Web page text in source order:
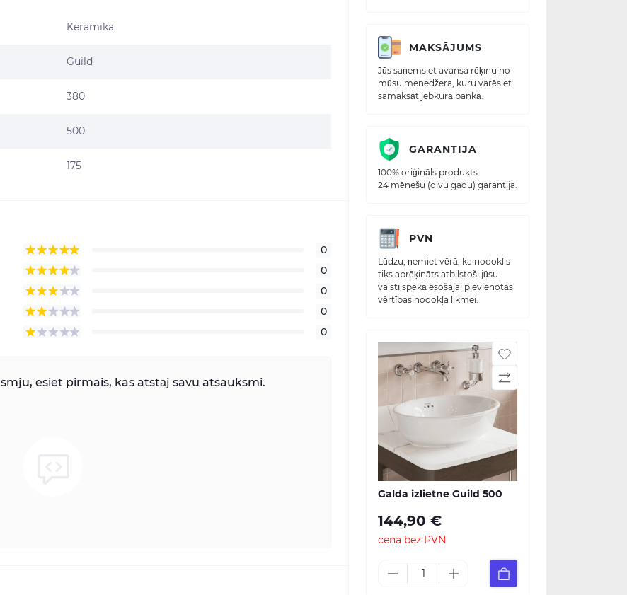
Keramika
Guild
380
500
175
0
0
0
0
0
esiet pirmais, kas atstāj savu atsauksmi.
MAKSĀJUMS
Jūs saņemsiet avansa rēķinu no
mūsu menedžera, kuru varēsiet
samaksāt jebkurā bankā.
GARANTIJA
100% oriģināls produkts
24 mēnešu (divu gadu) garantija.
PVN
Lūdzu, ņemiet vērā, ka nodoklis
tiks aprēķināts atbilstoši jūsu
valstī spēkā esošajai pievienotās
vērtības nodokļa likmei.
Galda izlietne Guild 500
144,90 €
cena bez PVN